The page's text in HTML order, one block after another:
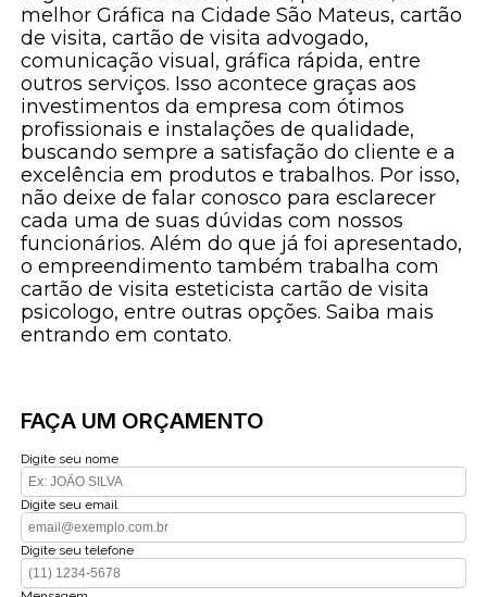
melhor Gráfica na Cidade São Mateus, cartão
de visita, cartão de visita advogado,
comunicação visual, gráfica rápida, entre
outros serviços. Isso acontece graças aos
investimentos da empresa com ótimos
profissionais e instalações de qualidade,
buscando sempre a satisfação do cliente e a
excelência em produtos e trabalhos. Por isso,
não deixe de falar conosco para esclarecer
cada uma de suas dúvidas com nossos
funcionários. Além do que já foi apresentado,
o empreendimento também trabalha com
cartão de visita esteticista cartão de visita
psicologo, entre outras opções. Saiba mais
entrando em contato.
FAÇA UM ORÇAMENTO
Digite seu nome
Digite seu email
Digite seu telefone